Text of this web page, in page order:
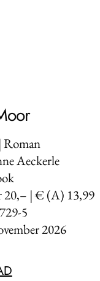
Aeckerle
20,– | € (A) 13,99
5
2026